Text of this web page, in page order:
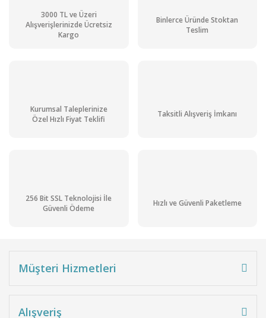
507,52 TL
3000 TL ve Üzeri
Alışverişlerinizde Ücretsiz
Kargo
Binlerce Üründe Stoktan
Teslim
Kurumsal Taleplerinize
Özel Hızlı Fiyat Teklifi
Taksitli Alışveriş İmkanı
256 Bit SSL Teknolojisi İle
Güvenli Ödeme
Hızlı ve Güvenli Paketleme
Müşteri Hizmetleri
Alışveriş